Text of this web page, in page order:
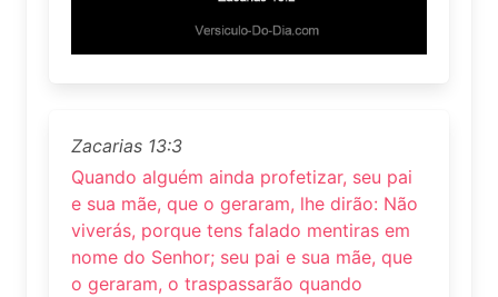
Zacarias 13:3
Quando alguém ainda profetizar, seu pai
e sua mãe, que o geraram, lhe dirão: Não
viverás, porque tens falado mentiras em
nome do Senhor; seu pai e sua mãe, que
o geraram, o traspassarão quando